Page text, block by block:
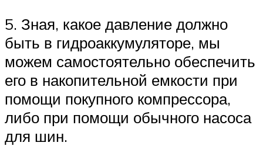
5. Зная, какое давление должно
быть в гидроаккумуляторе, мы
можем самостоятельно обеспечить
его в накопительной емкости при
помощи покупного компрессора,
либо при помощи обычного насоса
для шин.